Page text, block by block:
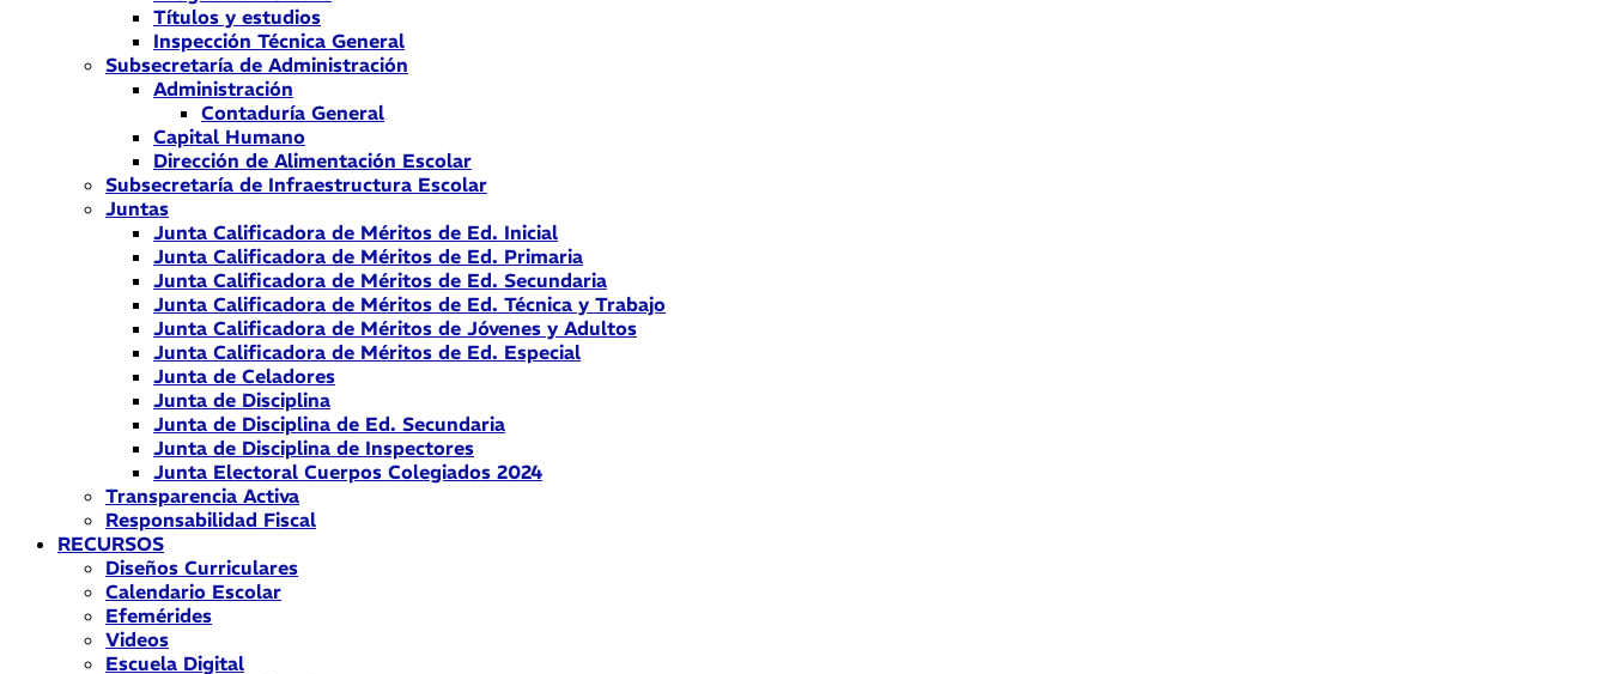
Títulos y estudios
Inspección Técnica General
Subsecretaría de Administración
Administración
Contaduría General
Capital Humano
Dirección de Alimentación Escolar
Subsecretaría de Infraestructura Escolar
Juntas
Junta Calificadora de Méritos de Ed. Inicial
Junta Calificadora de Méritos de Ed. Primaria
Junta Calificadora de Méritos de Ed. Secundaria
Junta Calificadora de Méritos de Ed. Técnica y Trabajo
Junta Calificadora de Méritos de Jóvenes y Adultos
Junta Calificadora de Méritos de Ed. Especial
Junta de Celadores
Junta de Disciplina
Junta de Disciplina de Ed. Secundaria
Junta de Disciplina de Inspectores
Junta Electoral Cuerpos Colegiados 2024
Transparencia Activa
Responsabilidad Fiscal
RECURSOS
Diseños Curriculares
Calendario Escolar
Efemérides
Videos
Escuela Digital